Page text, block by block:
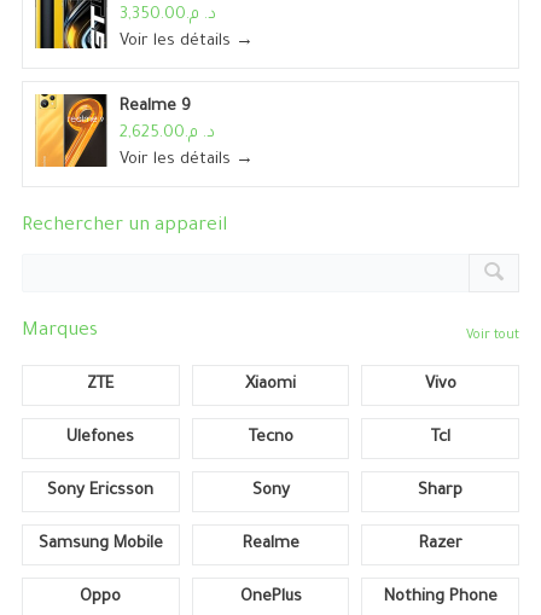
د. م.3,350.00
Voir les détails →
Realme 9
د. م.2,625.00
Voir les détails →
Rechercher un appareil
Marques Voir tout
ZTE Xiaomi Vivo
Ulefones Tecno Tcl
Sony Ericsson Sony Sharp
Samsung Mobile Realme Razer
Oppo OnePlus Nothing Phone